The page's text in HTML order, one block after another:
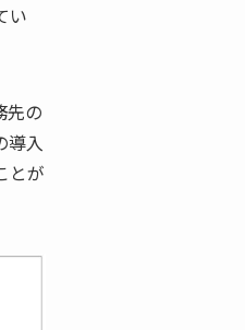
い
先の
導入
とが